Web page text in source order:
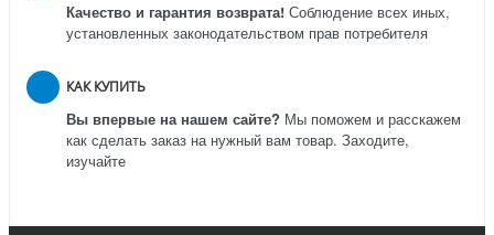
Качество и гарантия возврата! Соблюдение всех иных,
установленных законодательством прав потребителя
КАК КУПИТЬ
Вы впервые на нашем сайте? Мы поможем и расскажем
как сделать заказ на нужный вам товар. Заходите,
изучайте